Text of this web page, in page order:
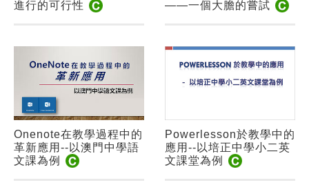
進行的可行性
――一個大膽的嘗試
Onenote在教學過程中的
革新應用--以澳門中學語
文課為例
Powerlesson於教學中的
應用--以培正中學小二英
文課堂為例